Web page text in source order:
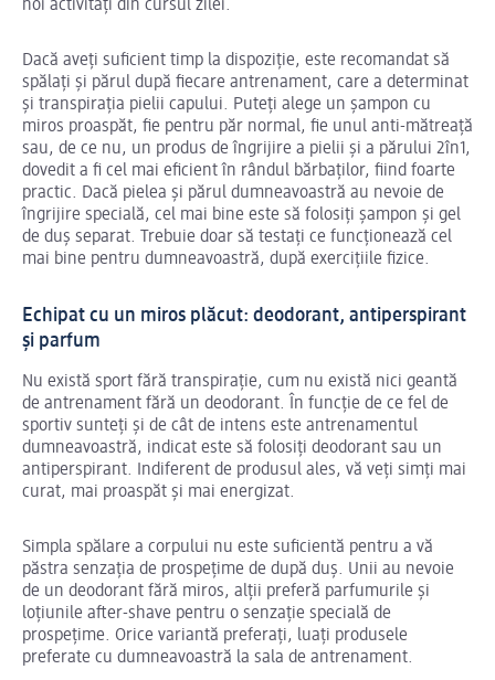
noi activități din cursul zilei.
Dacă aveți suficient timp la dispoziție, este recomandat să
spălați și părul după fiecare antrenament, care a determinat
și transpirația pielii capului. Puteți alege un șampon cu
miros proaspăt, fie pentru păr normal, fie unul anti-mătreață
sau, de ce nu, un produs de îngrijire a pielii și a părului 2în1,
dovedit a fi cel mai eficient în rândul bărbaților, fiind foarte
practic. Dacă pielea și părul dumneavoastră au nevoie de
îngrijire specială, cel mai bine este să folosiți șampon și gel
de duș separat. Trebuie doar să testați ce funcționează cel
mai bine pentru dumneavoastră, după exercițiile fizice.
Echipat cu un miros plăcut: deodorant, antiperspirant
și parfum
Nu există sport fără transpirație, cum nu există nici geantă
de antrenament fără un deodorant. În funcție de ce fel de
sportiv sunteți și de cât de intens este antrenamentul
dumneavoastră, indicat este să folosiți deodorant sau un
antiperspirant. Indiferent de produsul ales, vă veți simți mai
curat, mai proaspăt și mai energizat.
Simpla spălare a corpului nu este suficientă pentru a vă
păstra senzația de prospețime de după duș. Unii au nevoie
de un deodorant fără miros, alții preferă parfumurile și
loțiunile after-shave pentru o senzație specială de
prospețime. Orice variantă preferați, luați produsele
preferate cu dumneavoastră la sala de antrenament.